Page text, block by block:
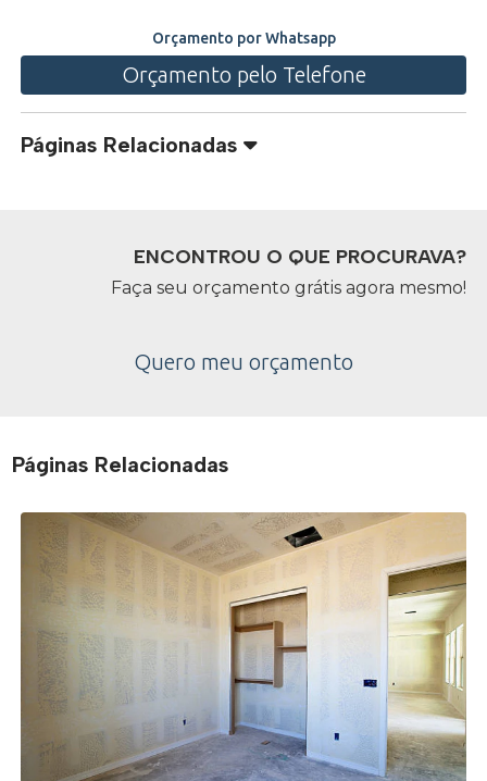
Orçamento por Whatsapp
Orçamento pelo Telefone
Páginas Relacionadas
ENCONTROU O QUE PROCURAVA?
Faça seu orçamento grátis agora mesmo!
Quero meu orçamento
Páginas Relacionadas